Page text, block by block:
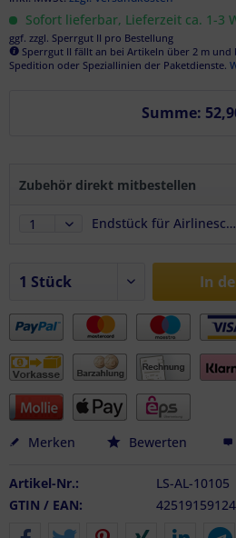
Sofort lieferbar, Lieferzeit ca. 1-3
ggf. zzgl. Sperrgut II pro Bestellung
Sperrgut II fällt an bei Artikeln über 2 m und
Spedition oder Speziallinien der Paketdienste.
Summe:
Zubehör direkt mitbestellen
Endstück für Airlineschienen Vierkantprofil Premium light schmal, Farbe schwarz
In
Merken Bewerten
Artikel-Nr.:
LS-AL-10105
GTIN / EAN: